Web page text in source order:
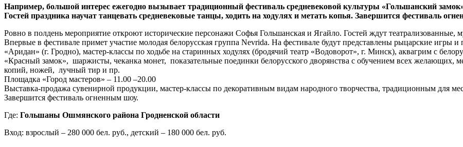
Например, большой интерес ежегодно вызывает традиционный фестиваль средневековой культуры «Гольшанский
Гостей праздника научат танцевать средневековые танцы, ходить на ходулях и метать копья. Завершится фестиваль
Ровно в полдень мероприятие откроют исторические персонажи Софья Гольшанская и Ягайло. Гостей ждут
Впервые в фестивале примет участие молодая белорусская группа Nevrida. На фестивале будут представлены рыцарские игры
«Аридан» (г. Гродно), мастер-классы по ходьбе на старинных ходулях (бродячий театр «Водоворот», г. Минск), аквагрим с
«Красный замок», шаржисты, чеканка монет, показательные поединки белорусского дворянства с обучением всех
копий, ножей, лучный тир и пр.
Площадка «Город мастеров» – 11.00 –20.00
Выставка-продажа сувенирной продукции, мастер-классы по декоративным видам народного творчества, традиционным для
Завершится фестиваль огненным шоу.
Где: Гольшаны Ошмянского района Гродненской области
Вход: взрослый – 280 000 бел. руб., детский – 180 000 бел. руб.